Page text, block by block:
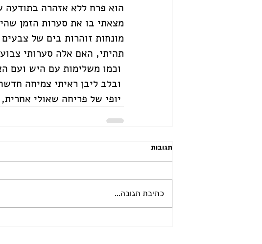
הוא פרח ללא אזהרה בתודעה
מצאתי בו את סערות הזמן
מונחות זוהרות בים של
תהיתי, האם אלה סערותי
תגובות
כתיבת תגובה...